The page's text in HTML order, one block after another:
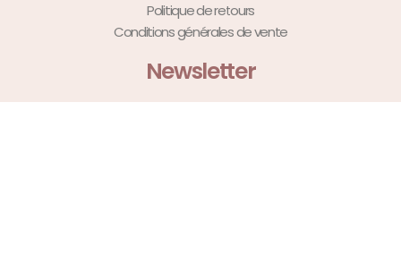
Politique de retours
Conditions générales de vente
Newsletter